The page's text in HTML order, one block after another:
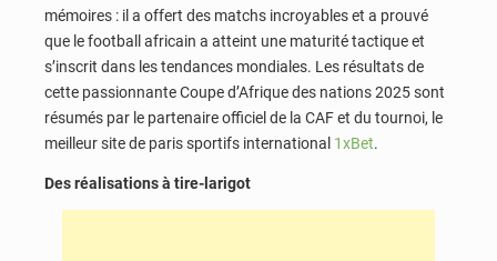
mémoires : il a offert des matchs incroyables et a prouvé
que le football africain a atteint une maturité tactique et
s’inscrit dans les tendances mondiales. Les résultats de
cette passionnante Coupe d’Afrique des nations 2025 sont
résumés par le partenaire officiel de la CAF et du tournoi, le
meilleur site de paris sportifs international 1xBet.
Des réalisations à tire-larigot